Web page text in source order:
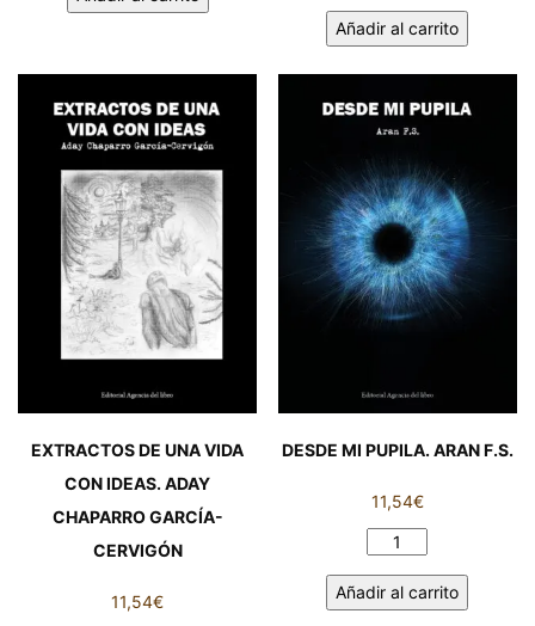
NO
GIAN
SETTEMBRINI
cantidad
Añadir al carrito
EXTRACTOS DE UNA VIDA
CON IDEAS. ADAY
CHAPARRO GARCÍA-
CERVIGÓN
11,54€
DESDE MI PUPILA. ARAN F.S.
11,54€
DESDE
PUPILA.
Añadir al carrito